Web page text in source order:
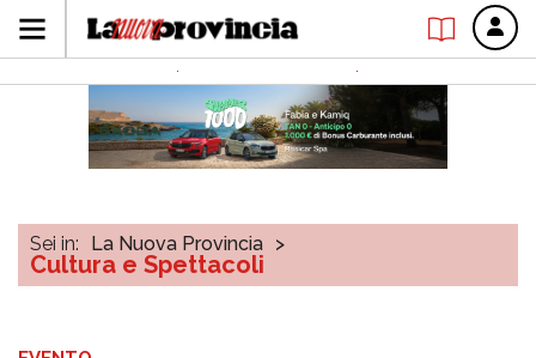
Sei in: La Nuova Provincia >
Cultura e Spettacoli